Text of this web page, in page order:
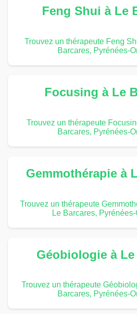
Feng Shui à Le
Trouvez un thérapeute Feng
Barcares, Pyrénées-
Focusing à Le
Trouvez un thérapeute
Barcares, Pyrénées-
Gemmothérapie à
Trouvez un thérapeute
Le Barcares,
Géobiologie à Le
Trouvez un thérapeute
Barcares, Pyrénées-